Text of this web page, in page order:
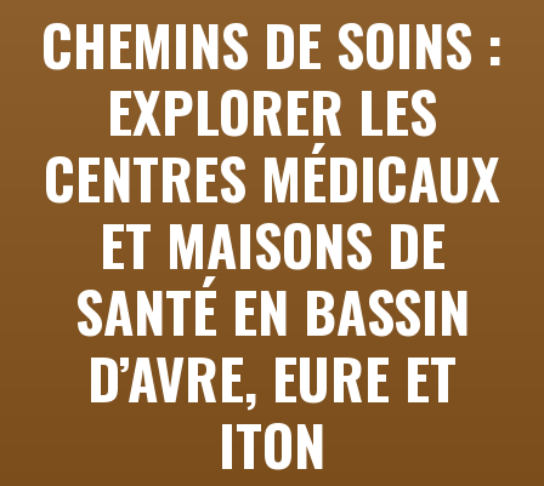
CHEMINS DE SOINS :
EXPLORER LES
CENTRES MÉDICAUX
ET MAISONS DE
SANTÉ EN BASSIN
D’AVRE, EURE ET
ITON